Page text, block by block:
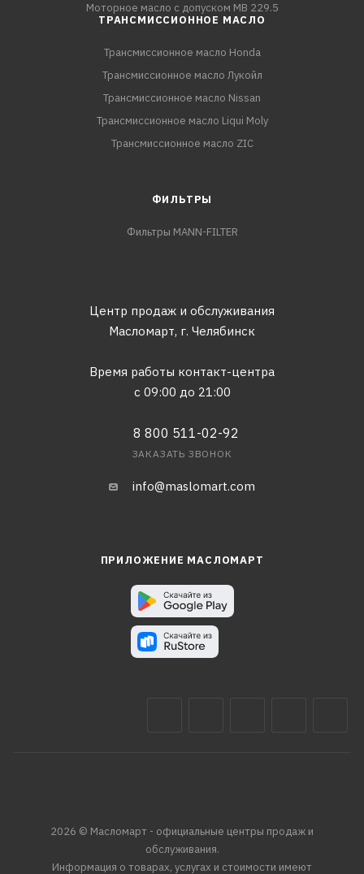
Моторное масло с допуском MB 229.5
ТРАНСМИССИОННОЕ МАСЛО
Трансмиссионное масло Honda
Трансмиссионное масло Лукойл
Трансмиссионное масло Nissan
Трансмиссионное масло Liqui Moly
Трансмиссионное масло ZIC
ФИЛЬТРЫ
Фильтры MANN-FILTER
Центр продаж и обслуживания
Масломарт, г. Челябинск
Время работы контакт-центра
с 09:00 до 21:00
8 800 511-02-92
ЗАКАЗАТЬ ЗВОНОК
info@maslomart.com
ПРИЛОЖЕНИЕ МАСЛОМАРТ
2026 © Масломарт - официальные центры продаж и
обслуживания.
Информация о товарах, услугах и стоимости имеют